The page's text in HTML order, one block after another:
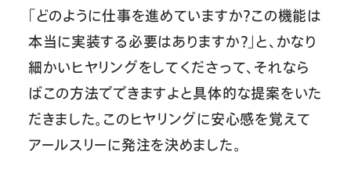
「どのように仕事を進めていますか？この機能は
本当に実装する必要はありますか？」と、かなり
細かいヒヤリングをしてくださって、それなら
ばこの方法でできますよと具体的な提案をいた
だきました。このヒヤリングに安心感を覚えて
アールスリーに発注を決めました。